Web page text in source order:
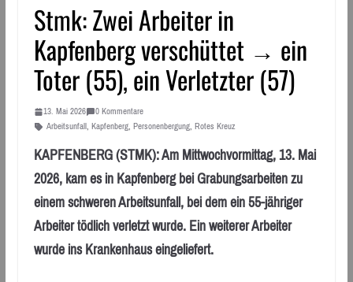
Stmk: Zwei Arbeiter in
Kapfenberg verschüttet → ein
Toter (55), ein Verletzter (57)
13. Mai 2026
0 Kommentare
Arbeitsunfall, Kapfenberg, Personenbergung, Rotes Kreuz
KAPFENBERG (STMK): Am Mittwochvormittag, 13. Mai
2026, kam es in Kapfenberg bei Grabungsarbeiten zu
einem schweren Arbeitsunfall, bei dem ein 55-jähriger
Arbeiter tödlich verletzt wurde. Ein weiterer Arbeiter
wurde ins Krankenhaus eingeliefert.